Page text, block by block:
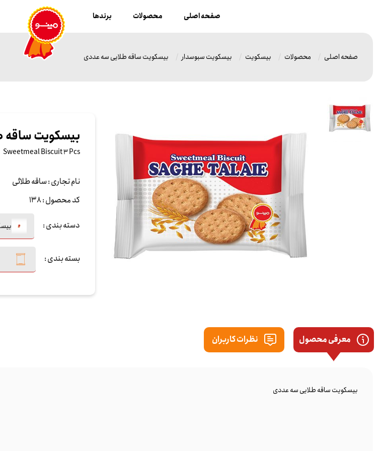
صفحه اصلی محصولات برندها
صفحه اصلی محصولات بیسکویت بیسکویت سبوسدار بیسکویت ساقه طلایی سه عددی
بیسکویت
Sweetmeal Biscuit 3 Pcs
نام تجاری :ساقه طلائی
کد محصول :138
دسته بندی :
بسته بندی :
معرفی محصول نظرات کاربران
بیسکویت ساقه طلایی سه عددی